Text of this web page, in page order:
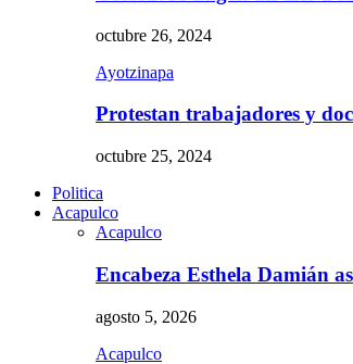
octubre 26, 2024
Ayotzinapa
Protestan trabajadores y
octubre 25, 2024
Politica
Acapulco
Acapulco
Encabeza Esthela Damián
agosto 5, 2026
Acapulco